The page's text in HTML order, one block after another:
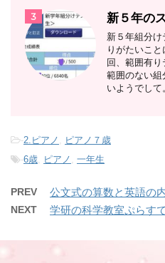
3 新５年の
新５年組分
りがたいこ
回、範囲有り
範囲のない組
いようでし
-2.ピアノ , ピアノ７歳
-6歳, ピアノ , 一年生
PREV 公文式の算数と英語の
NEXT 学研の科学教室ぷらす